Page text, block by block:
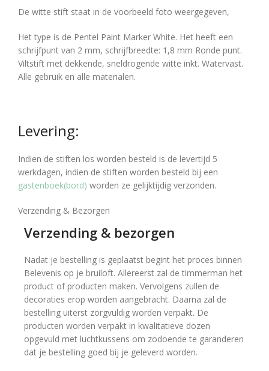
De witte stift staat in de voorbeeld foto weergegeven,
Het type is de Pentel Paint Marker White. Het heeft een
schrijfpunt van 2 mm, schrijfbreedte: 1,8 mm Ronde punt.
Viltstift met dekkende, sneldrogende witte inkt. Watervast.
Alle gebruik en alle materialen.
Levering:
Indien de stiften los worden besteld is de levertijd 5
werkdagen, indien de stiften worden besteld bij een
gastenboek(bord) worden ze gelijktijdig verzonden.
Verzending & Bezorgen
Verzending & bezorgen
Nadat je bestelling is geplaatst begint het proces binnen
Belevenis op je bruiloft. Allereerst zal de timmerman het
product of producten maken. Vervolgens zullen de
decoraties erop worden aangebracht. Daarna zal de
bestelling uiterst zorgvuldig worden verpakt. De
producten worden verpakt in kwalitatieve dozen
opgevuld met luchtkussens om zodoende te garanderen
dat je bestelling goed bij je geleverd worden.